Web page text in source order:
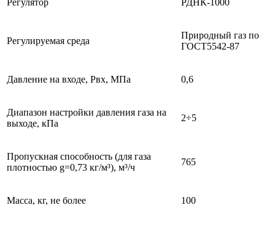
Регулятор РДНК-1000
Регулируемая среда
Природный газ по
ГОСТ5542-87
Давление на входе, Pвх, МПа 0,6
Диапазон настройки давления газа на
выходе, кПа
2÷5
Пропускная способность (для газа
плотностью g=0,73 кг/м³), м³/ч
765
Масса, кг, не более 100